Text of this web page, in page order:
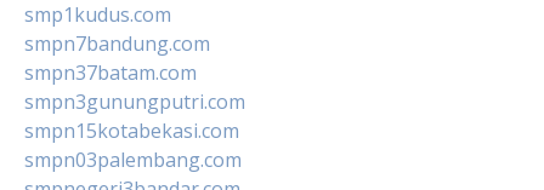
smp1kudus.com
smpn7bandung.com
smpn37batam.com
smpn3gunungputri.com
smpn15kotabekasi.com
smpn03palembang.com